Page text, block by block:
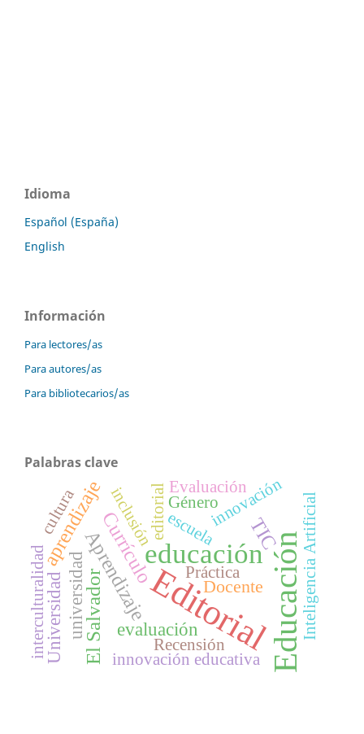
Idioma
Español (España)
English
Información
Para lectores/as
Para autores/as
Para bibliotecarios/as
Palabras clave
EditorialEducación
educaciónTIC
Aprendizaje
El Salvador
Currículo
aprendizaje
universidad evaluación
Universidad Docente Inteligencia Artificial
escuela
interculturalidad
innovación educativa
editorial
inclusión innovación
Género
Recensión
cultura
Práctica
Evaluación